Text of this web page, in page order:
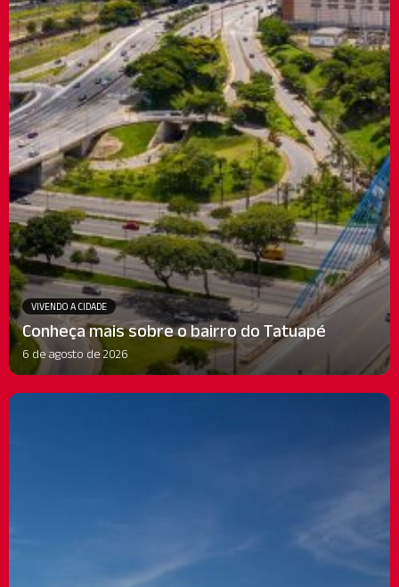
VIVENDO A CIDADE
Conheça mais sobre o bairro do Tatuapé
6 de agosto de 2026